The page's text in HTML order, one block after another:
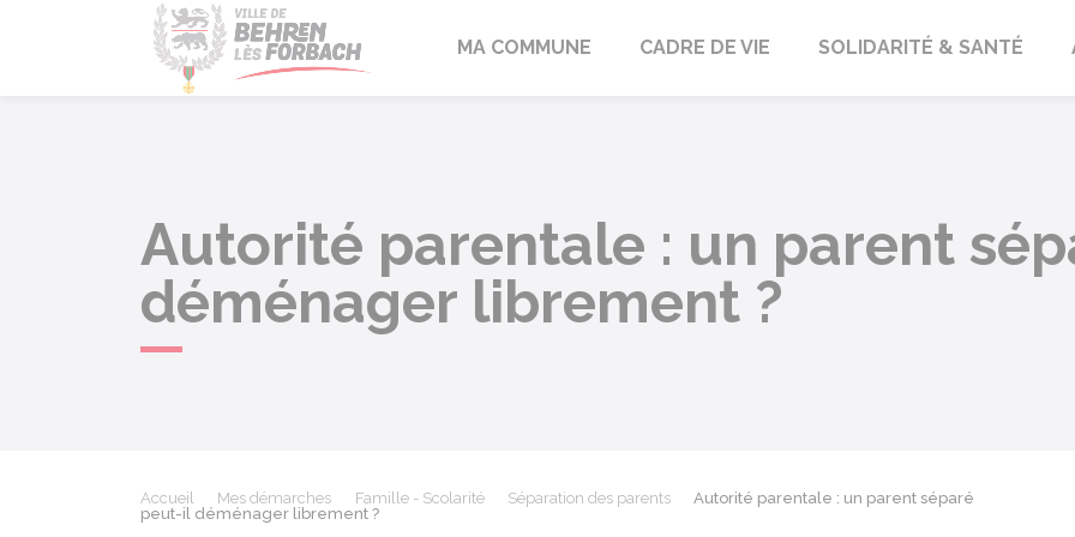
Behren-lès-Forbach
MA COMMUNE CADRE DE VIE SOLIDARITÉ & SANTÉ
Autorité parentale : un parent
déménager librement ?
Accueil Mes démarches Famille - Scolarité Séparation des parents
Autorité parentale : un parent séparé
peut-il déménager librement ?